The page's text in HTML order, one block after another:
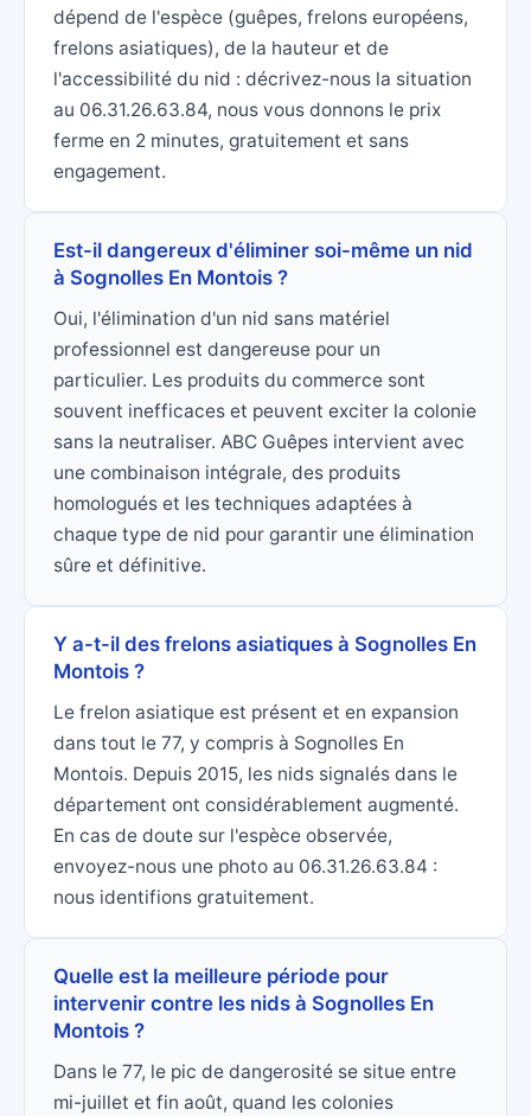
dépend de l'espèce (guêpes, frelons européens,
frelons asiatiques), de la hauteur et de
l'accessibilité du nid : décrivez-nous la situation
au 06.31.26.63.84, nous vous donnons le prix
ferme en 2 minutes, gratuitement et sans
engagement.
Est-il dangereux d'éliminer soi-même un nid
à Sognolles En Montois ?
Oui, l'élimination d'un nid sans matériel
professionnel est dangereuse pour un
particulier. Les produits du commerce sont
souvent inefficaces et peuvent exciter la colonie
sans la neutraliser. ABC Guêpes intervient avec
une combinaison intégrale, des produits
homologués et les techniques adaptées à
chaque type de nid pour garantir une élimination
sûre et définitive.
Y a-t-il des frelons asiatiques à Sognolles En
Montois ?
Le frelon asiatique est présent et en expansion
dans tout le 77, y compris à Sognolles En
Montois. Depuis 2015, les nids signalés dans le
département ont considérablement augmenté.
En cas de doute sur l'espèce observée,
envoyez-nous une photo au 06.31.26.63.84 :
nous identifions gratuitement.
Quelle est la meilleure période pour
intervenir contre les nids à Sognolles En
Montois ?
Dans le 77, le pic de dangerosité se situe entre
mi-juillet et fin août, quand les colonies